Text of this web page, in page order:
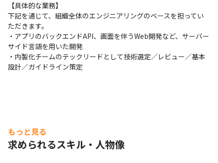
【具体的な業務】
下記を通じて、組織全体のエンジニアリングのベースを担ってい
ただきます。
・アプリのバックエンドAPI、画面を伴うWeb開発など、サーバー
サイド言語を用いた開発
・内製化チームのテックリードとして技術選定／レビュー／基本
設計／ガイドライン策定
もっと見る
求められるスキル・人物像